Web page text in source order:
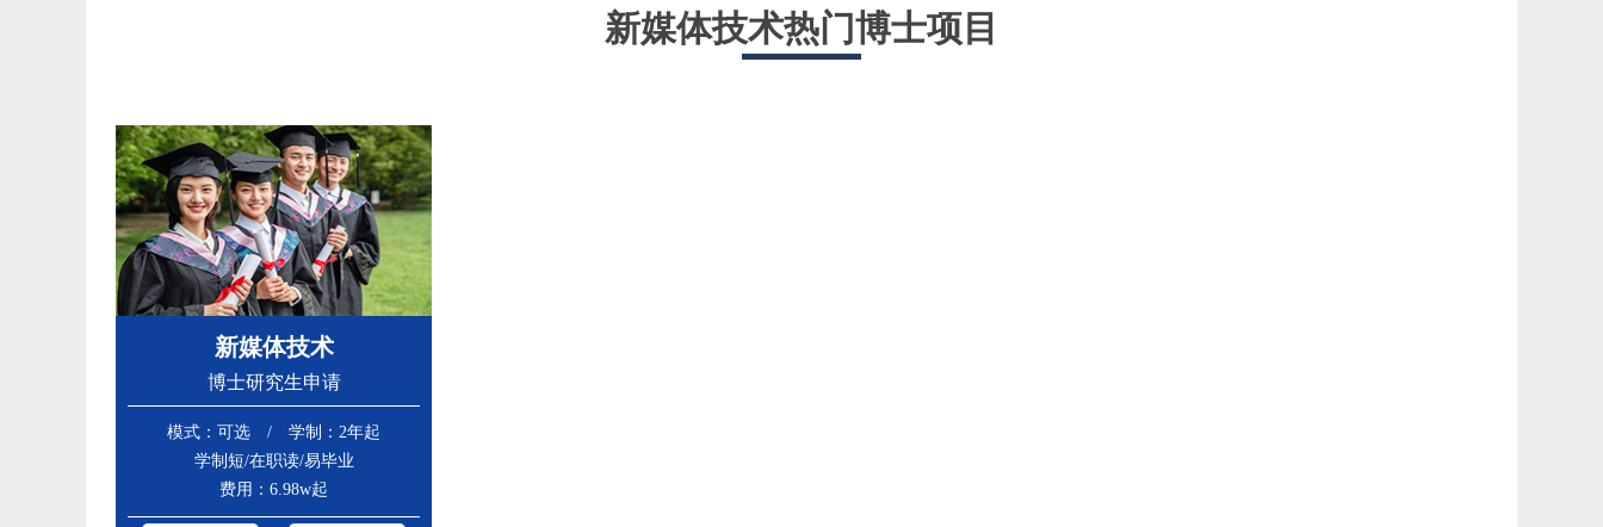
新媒体技术热门博士项目
新媒体技术
博士研究生申请
模式：可选 / 学制：2年起
学制短/在职读/易毕业
费用：6.98w起